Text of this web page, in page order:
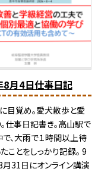
月4日仕事日記
目覚め。愛犬散歩と愛
仕事日記書き。高山駅で
、大雨で１時間以上待
ことをしっかり記録。 9
月31日にオンライン講演